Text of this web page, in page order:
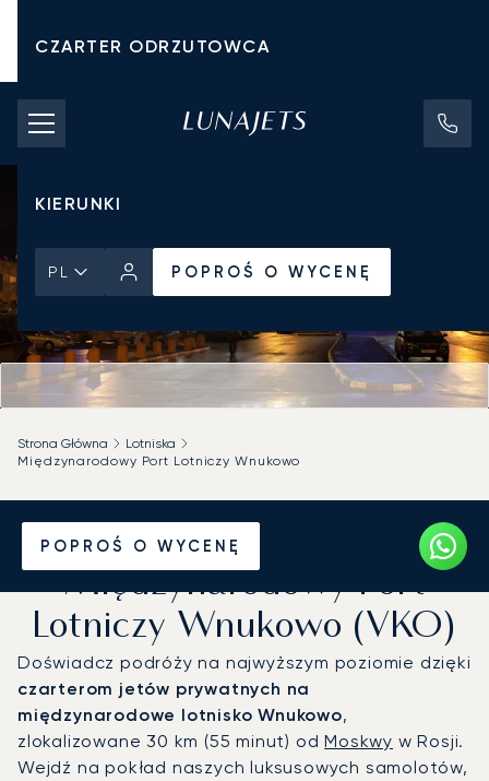
CZARTER ODRZUTOWCA
KOSZTY CZARTERU
PRYWATNE ODRZUTOWCE
KIERUNKI
PL POPROŚ O WYCENĘ
POPROŚ O WYCENĘ
Strona Główna
Lotniska
Międzynarodowy Port Lotniczy Wnukowo
Prywatny odrzutowiec na
Międzynarodowy Port
Lotniczy Wnukowo (VKO)
Doświadcz podróży na najwyższym poziomie dzięki
czarterom jetów prywatnych na
międzynarodowe lotnisko Wnukowo,
zlokalizowane 30 km (55 minut) odMoskwy w Rosji.
Wejdź na pokład naszych luksusowych samolotów,